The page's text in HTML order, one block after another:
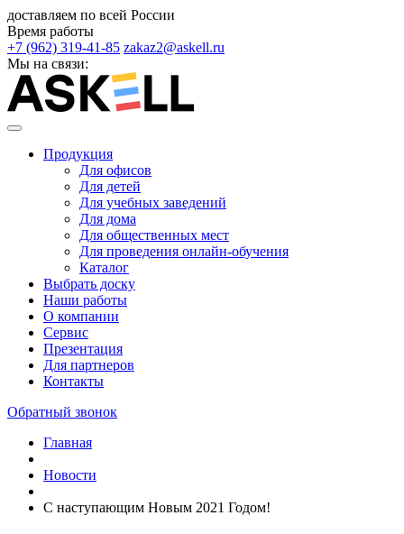
доставляем по всей России
Время работы
+7 (962) 319-41-85 zakaz2@askell.ru
Мы на связи:
Продукция
Для офисов
Для детей
Для учебных заведений
Для дома
Для общественных мест
Для проведения онлайн-обучения
Каталог
Выбрать доску
Наши работы
О компании
Сервис
Презентация
Для партнеров
Контакты
Обратный звонок
Главная
Новости
C наступающим Новым 2021 Годом!